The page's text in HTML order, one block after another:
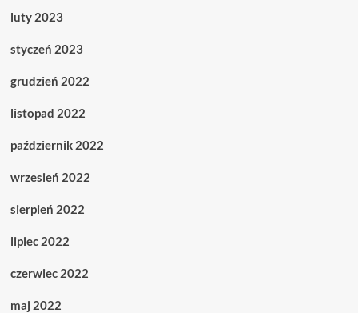
luty 2023
styczeń 2023
grudzień 2022
listopad 2022
październik 2022
wrzesień 2022
sierpień 2022
lipiec 2022
czerwiec 2022
maj 2022